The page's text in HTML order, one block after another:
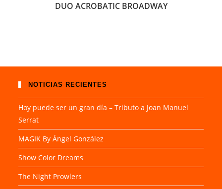
DUO ACROBATIC BROADWAY
NOTICIAS RECIENTES
Hoy puede ser un gran día – Tributo a Joan Manuel
Serrat
MAGIK By Ángel González
Show Color Dreams
The Night Prowlers